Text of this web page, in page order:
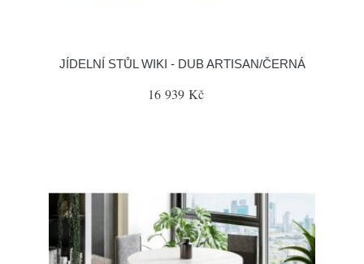
JÍDELNÍ STŮL WIKI - DUB ARTISAN/ČERNÁ
16 939 Kč